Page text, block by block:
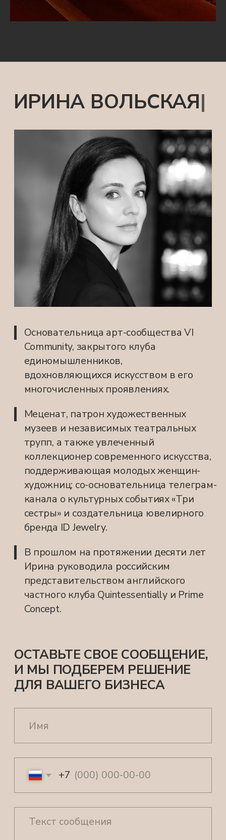
info@vi.community
+7
Нажимая на кнопку «отправить»,
вы соглашаетесь на обработку
данных в соответствии с
Политикой
конфиденциальности
ОТПРАВИТЬ
ОСТАВЬТЕ СВОЕ СООБЩЕНИЕ,
И МЫ ПОДБЕРЕМ РЕШЕНИЕ
ПОДПИСАТЬСЯ